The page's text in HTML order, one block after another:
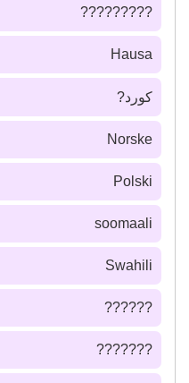
?????????
Hausa
كورد?
Norske
Polski
soomaali
Swahili
??????
???????